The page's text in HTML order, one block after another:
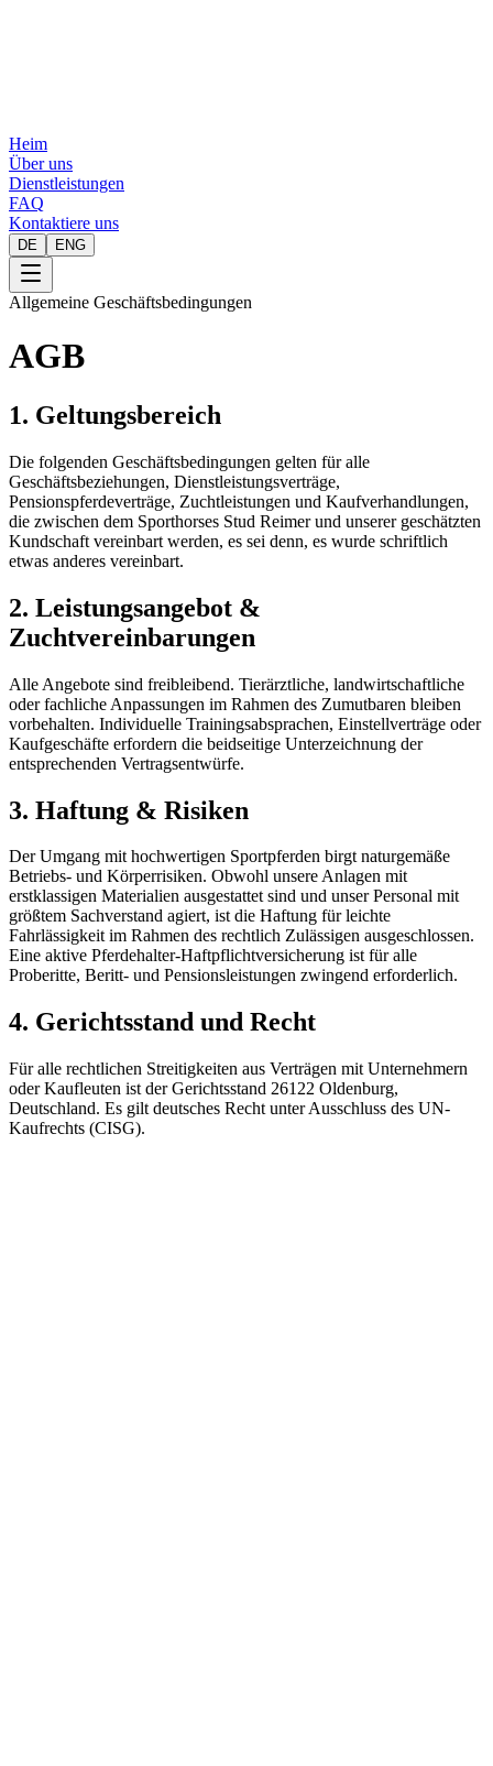
Heim
Über uns
Dienstleistungen
FAQ
Kontaktiere uns
DE ENG
Allgemeine Geschäftsbedingungen
AGB
1. Geltungsbereich
Die folgenden Geschäftsbedingungen gelten für alle
Geschäftsbeziehungen, Dienstleistungsverträge,
Pensionspferdeverträge, Zuchtleistungen und Kaufverhandlungen,
die zwischen dem Sporthorses Stud Reimer und unserer geschätzten
Kundschaft vereinbart werden, es sei denn, es wurde schriftlich
etwas anderes vereinbart.
2. Leistungsangebot &
Zuchtvereinbarungen
Alle Angebote sind freibleibend. Tierärztliche, landwirtschaftliche
oder fachliche Anpassungen im Rahmen des Zumutbaren bleiben
vorbehalten. Individuelle Trainingsabsprachen, Einstellverträge oder
Kaufgeschäfte erfordern die beidseitige Unterzeichnung der
entsprechenden Vertragsentwürfe.
3. Haftung & Risiken
Der Umgang mit hochwertigen Sportpferden birgt naturgemäße
Betriebs- und Körperrisiken. Obwohl unsere Anlagen mit
erstklassigen Materialien ausgestattet sind und unser Personal mit
größtem Sachverstand agiert, ist die Haftung für leichte
Fahrlässigkeit im Rahmen des rechtlich Zulässigen ausgeschlossen.
Eine aktive Pferdehalter-Haftpflichtversicherung ist für alle
Proberitte, Beritt- und Pensionsleistungen zwingend erforderlich.
4. Gerichtsstand und Recht
Für alle rechtlichen Streitigkeiten aus Verträgen mit Unternehmern
oder Kaufleuten ist der Gerichtsstand 26122 Oldenburg,
Deutschland. Es gilt deutsches Recht unter Ausschluss des UN-
Kaufrechts (CISG).